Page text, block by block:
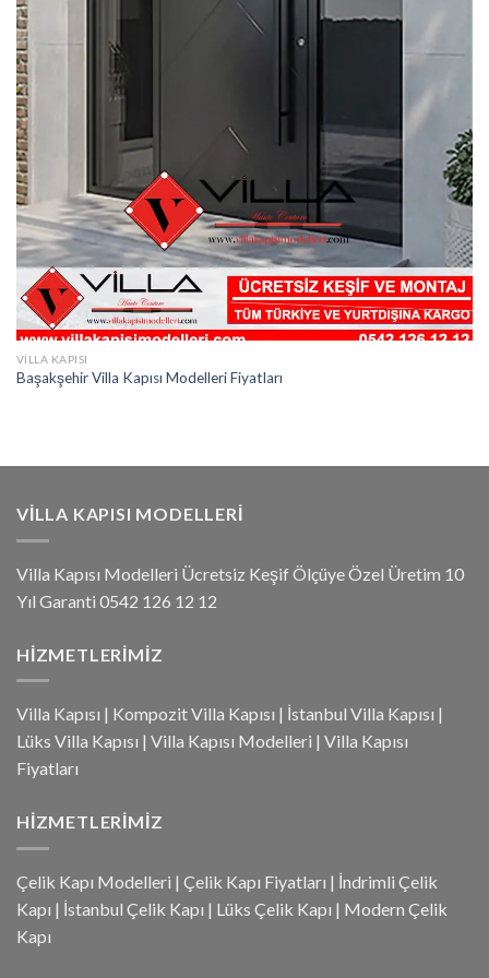
VILLA KAPISI
Başakşehir Villa Kapısı Modelleri Fiyatları
VILLA KAPISI MODELLERI
Villa Kapısı Modelleri Ücretsiz Keşif Ölçüye Özel Üretim 10
Yıl Garanti 0542 126 12 12
HIZMETLERIMIZ
Villa Kapısı | Kompozit Villa Kapısı | İstanbul Villa Kapısı |
Lüks Villa Kapısı | Villa Kapısı Modelleri | Villa Kapısı
Fiyatları
HIZMETLERIMIZ
Çelik Kapı Modelleri | Çelik Kapı Fiyatları | İndrimli Çelik
Kapı | İstanbul Çelik Kapı | Lüks Çelik Kapı | Modern Çelik
Kapı